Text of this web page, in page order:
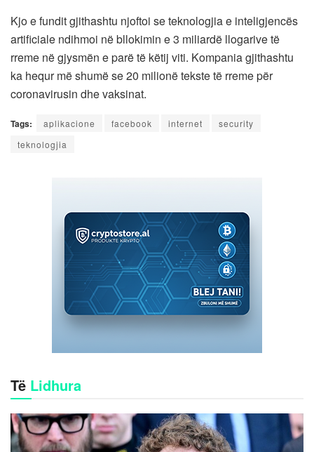
Kjo e fundit gjithashtu njoftoi se teknologjia e inteligjencës
artificiale ndihmoi në bllokimin e 3 miliardë llogarive të
rreme në gjysmën e parë të këtij viti. Kompania gjithashtu
ka hequr më shumë se 20 milionë tekste të rreme për
coronavirusin dhe vaksinat.
Tags: aplikacione facebook internet
security
teknologjia
Të Lidhura